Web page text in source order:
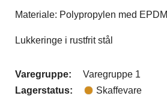
Materiale: Polypropylen med
Lukkeringe i rustfrit stål
Varegruppe:
Varegruppe 1
Lagerstatus:
Skaffevare